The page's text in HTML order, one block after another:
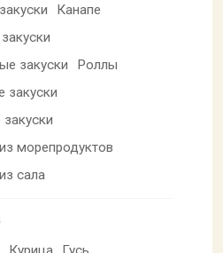
Канапе
закуски
Роллы
морепродуктов
сала